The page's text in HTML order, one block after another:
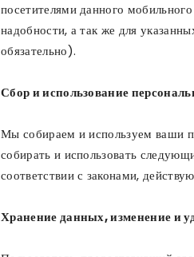
посетителями данного
надобности, а так же для
обязательно).
Сбор и использование
Мы собираем и используем ваши
собирать и использовать
соответствии с законами,
Хранение данных, изменение и